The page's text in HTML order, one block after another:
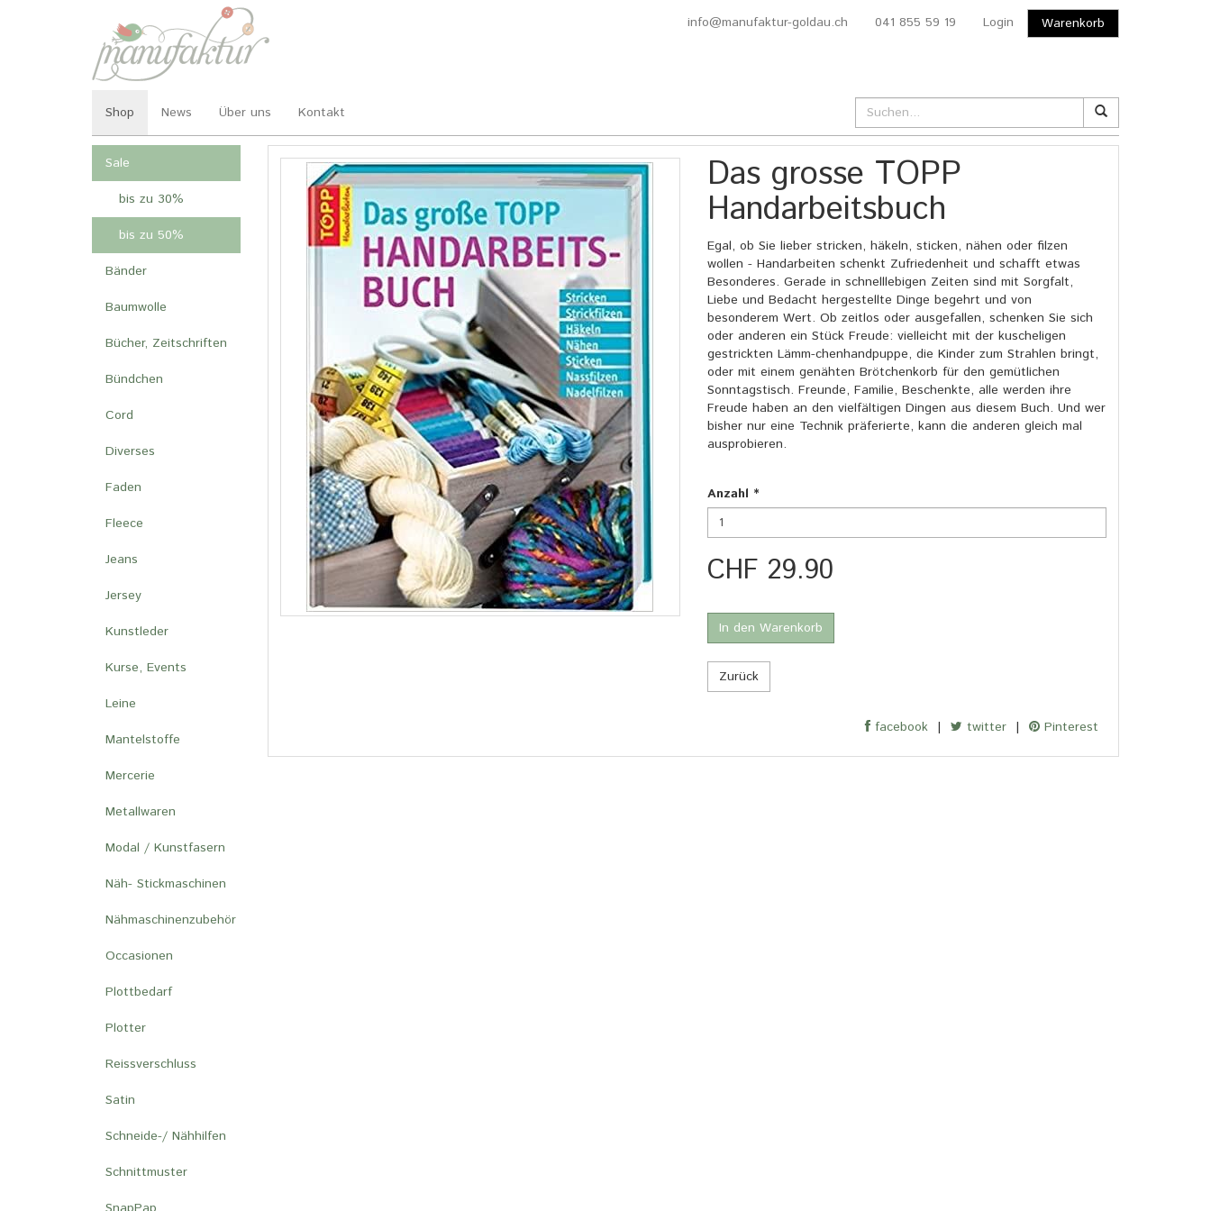
info@manufaktur-goldau.ch 041 855 59 19 Login Warenkorb
Shop News Über uns Kontakt
Sale
bis zu 30%
bis zu 50%
Bänder
Baumwolle
Bücher, Zeitschriften
Bündchen
Cord
Diverses
Faden
Fleece
Jeans
Jersey
Kunstleder
Kurse, Events
Leine
Mantelstoffe
Mercerie
Metallwaren
Modal / Kunstfasern
Näh- Stickmaschinen
Nähmaschinenzubehör
Occasionen
Plottbedarf
Plotter
Reissverschluss
Satin
Schneide-/ Nähhilfen
Schnittmuster
Das grosse TOPP
Handarbeitsbuch
Egal, ob Sie lieber stricken, häkeln, sticken, nähen oder filzen
wollen - Handarbeiten schenkt Zufriedenheit und schafft etwas
Besonderes. Gerade in schnelllebigen Zeiten sind mit Sorgfalt,
Liebe und Bedacht hergestellte Dinge begehrt und von
besonderem Wert. Ob zeitlos oder ausgefallen, schenken Sie sich
oder anderen ein Stück Freude: vielleicht mit der kuscheligen
gestrickten Lämm-chenhandpuppe, die Kinder zum Strahlen bringt,
oder mit einem genähten Brötchenkorb für den gemütlichen
Sonntagstisch. Freunde, Familie, Beschenkte, alle werden ihre
Freude haben an den vielfältigen Dingen aus diesem Buch. Und wer
bisher nur eine Technik präferierte, kann die anderen gleich mal
ausprobieren.
Anzahl *
CHF 29.90
In den Warenkorb
Zurück
facebook | twitter | Pinterest